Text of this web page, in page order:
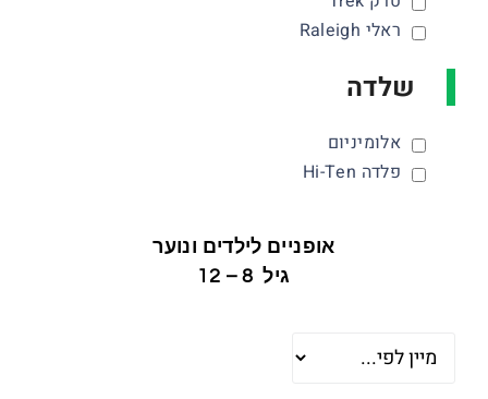
ראלי Raleigh
שלדה
אלומיניום
פלדה Hi-Ten
אופניים לילדים ונוער
גיל 8 – 12